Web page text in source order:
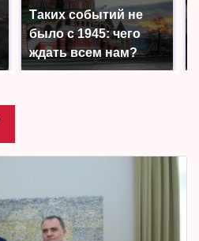
Таких событий не
было с 1945: чего
ждать всем нам?